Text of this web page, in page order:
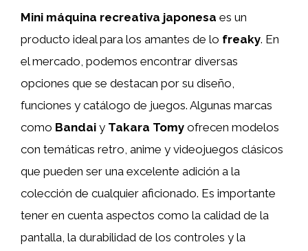
Mini máquina recreativa japonesa es un
producto ideal para los amantes de lo freaky. En
el mercado, podemos encontrar diversas
opciones que se destacan por su diseño,
funciones y catálogo de juegos. Algunas marcas
como Bandai y Takara Tomy ofrecen modelos
con temáticas retro, anime y videojuegos clásicos
que pueden ser una excelente adición a la
colección de cualquier aficionado. Es importante
tener en cuenta aspectos como la calidad de la
pantalla, la durabilidad de los controles y la